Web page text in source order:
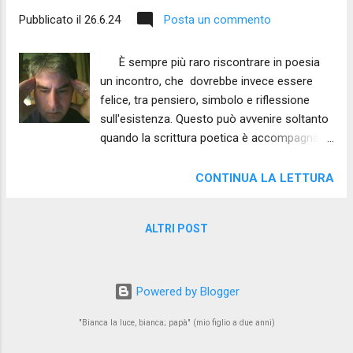
Pubblicato il 26.6.24 Posta un commento
È sempre più raro riscontrare in poesia
un incontro, che dovrebbe invece essere
felice, tra pensiero, simbolo e riflessione
sull'esistenza. Questo può avvenire soltanto
quando la scrittura poetica è accompagnata
privi di afflati filosofici e tendenze al
radice, funzione ed esistenza. È
meramente decrittivo - in senso più che
portatore di un altro fecondo. Oggi abbiamo
CONTINUA LA LETTURA
ALTRI POST
Powered by Blogger
"Bianca la luce, bianca; papà" (mio figlio a due anni)